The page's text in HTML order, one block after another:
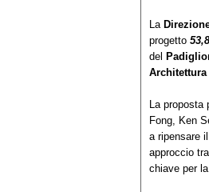
La
progetto
del
Architettura
La proposta
Fong, Ken
a ripensare
approccio
chiave per